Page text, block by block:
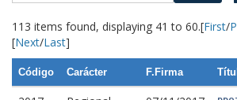
113 items found, displaying 41 to 60.[First/
[Next/Last]
Código Carácter F.Firma